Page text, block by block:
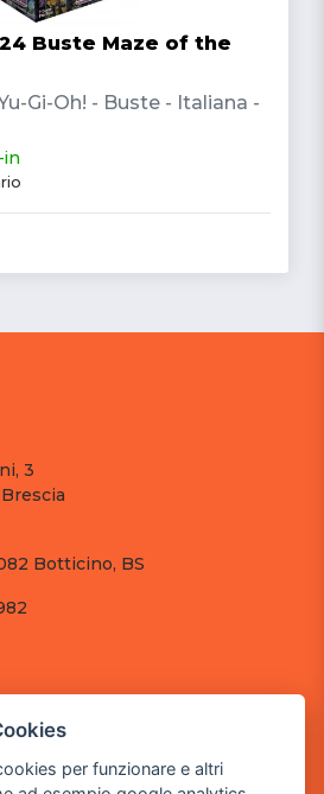
Buste Maze of the
Gi-Oh! - Buste - Italiana -
in
3
Botticino, BS
per funzionare e altri